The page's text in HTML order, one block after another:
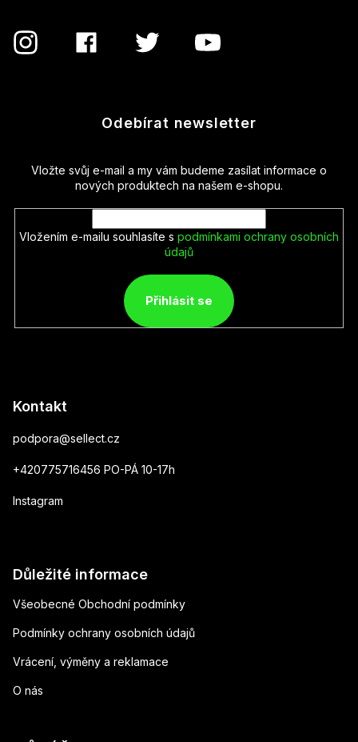
Odebírat newsletter
Vložte svůj e-mail a my vám budeme zasílat informace o
nových produktech na našem e-shopu.
Vložením e-mailu souhlasíte s podmínkami ochrany osobních
údajů
Přihlásit se
Kontakt
podpora@sellect.cz
+420775716456 PO-PÁ 10-17h
Instagram
Důležité informace
Všeobecné Obchodní podmínky
Podmínky ochrany osobních údajů
Vrácení, výměny a reklamace
O nás